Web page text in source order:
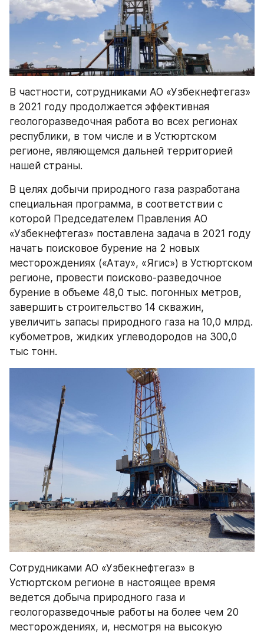
В частности, сотрудниками АО «Узбекнефтегаз»
в 2021 году продолжается эффективная
геологоразведочная работа во всех регионах
республики, в том числе и в Устюртском
регионе, являющемся дальней территорией
нашей страны.
В целях добычи природного газа разработана
специальная программа, в соответствии с
которой Председателем Правления АО
«Узбекнефтегаз» поставлена задача в 2021 году
начать поисковое бурение на 2 новых
месторождениях («Атау», «Ягис») в Устюртском
регионе, провести поисково-разведочное
бурение в объеме 48,0 тыс. погонных метров,
завершить строительство 14 скважин,
увеличить запасы природного газа на 10,0 млрд.
кубометров, жидких углеводородов на 300,0
тыс тонн.
Сотрудниками АО «Узбекнефтегаз» в
Устюртском регионе в настоящее время
ведется добыча природного газа и
геологоразведочные работы на более чем 20
месторождениях, и, несмотря на высокую